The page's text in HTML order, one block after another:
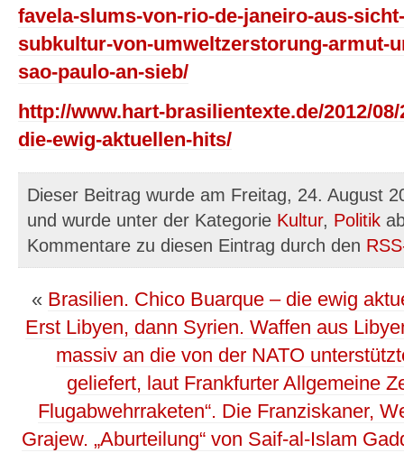
favela-slums-von-rio-de-janeiro-aus-
subkultur-von-umweltzerstorung-armut-
sao-paulo-an-sieb/
http://www.hart-brasilientexte.de/2012/
die-ewig-aktuellen-hits/
Dieser Beitrag wurde am Freitag, 24. August
und wurde unter der Kategorie Kultur, Politik
Kommentare zu diesen Eintrag durch den
« Brasilien. Chico Buarque – die ewig
Erst Libyen, dann Syrien. Waffen aus
massiv an die von der NATO
geliefert, laut Frankfurter Allgemeine
Flugabwehrraketen“. Die Franziskaner,
Grajew. „Aburteilung“ von Saif-al-Islam